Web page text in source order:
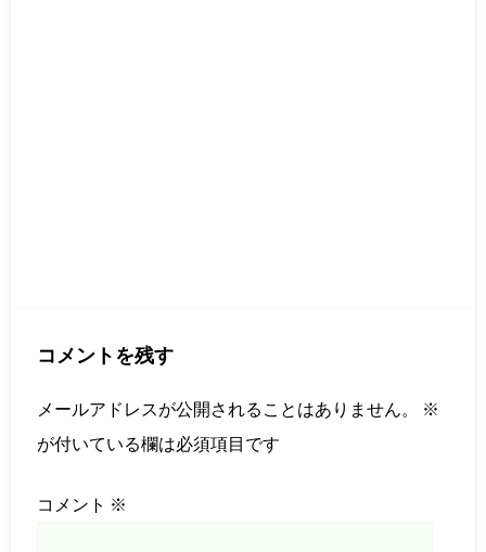
コメントを残す
メールアドレスが公開されることはありません。
※
が付いている欄は必須項目です
コメント ※